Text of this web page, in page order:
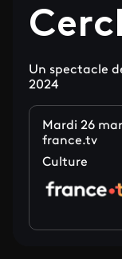
Un spectacle
2024
Mardi 26
france.tv
Culture